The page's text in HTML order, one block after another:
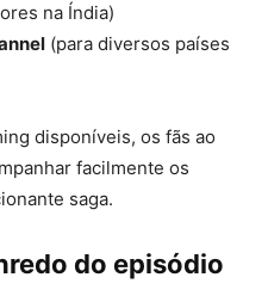
na Índia)
(para diversos países
disponíveis, os fãs ao
facilmente os
saga.
do episódio